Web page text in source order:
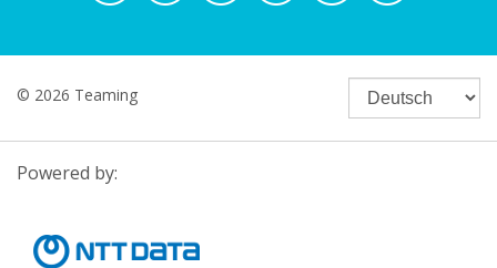
© 2026 Teaming
Powered by: